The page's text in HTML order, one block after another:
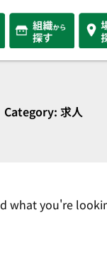
Category: 求人
what you're